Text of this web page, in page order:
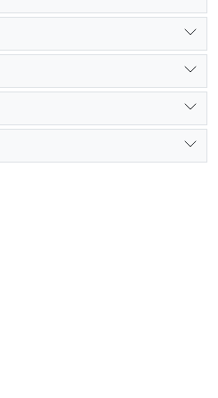
and democratic life.